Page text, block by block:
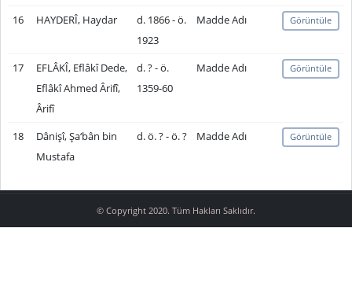
16 HAYDERÎ, Haydar
d. 1866 - ö.
1923
Madde Adı Görüntüle
17
EFLÂKÎ, Eflâkî Dede,
Eflâkî Ahmed Ârifî,
Ârifî
d. ? - ö.
1359-60
Madde Adı Görüntüle
18
Dânişî, Şa‘bân bin
Mustafa
d. ö. ? - ö. ? Madde Adı Görüntüle
© Copyright 2020. Tüm Hakları Saklıdır.